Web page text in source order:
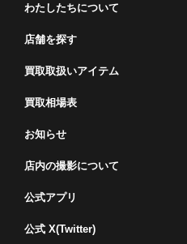
わたしたちについて
店舗を探す
買取取扱いアイテム
買取相場表
お知らせ
店内の撮影について
公式アプリ
公式 X(Twitter)